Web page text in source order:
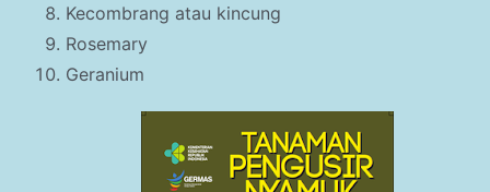
Kecombrang atau kincung
Rosemary
Geranium